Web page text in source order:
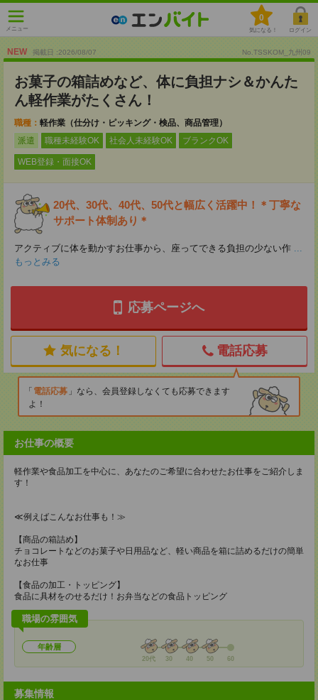
メニュー
0
気になる！ ログイン
NEW 掲載日 :2026/08/07 No.TSSKOM_九州09
お菓子の箱詰めなど、体に負担ナシ＆かんた
ん軽作業がたくさん！
職種： 軽作業（仕分け・ピッキング・検品、商品管理）
派遣
職種未経験OK 社会人未経験OK ブランクOK
WEB登録・面接OK
20代、30代、40代、50代と幅広く活躍中！＊丁寧な
サポート体制あり＊
アクティブに体を動かすお仕事から、座ってできる負担の少ない作 ...
もっとみる
応募ページへ
気になる！ 電話応募
電話応募
なら、会員登録しなくても応募できます
よ！
お仕事の概要
軽作業や食品加工を中心に、あなたのご希望に合わせたお仕事をご紹介しま
す！
≪例えばこんなお仕事も！≫
【商品の箱詰め】
チョコレートなどのお菓子や日用品など、軽い商品を箱に詰めるだけの簡単
なお仕事
【食品の加工・トッピング】
食品に具材をのせるだけ！お弁当などの食品トッピング
職場の雰囲気
年齢層
20代 30 40 50 60
募集情報